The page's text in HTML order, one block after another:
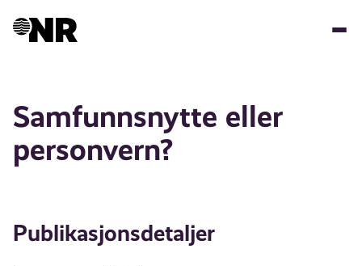
Samfunnsnytte eller
personvern?
Publikasjonsdetaljer